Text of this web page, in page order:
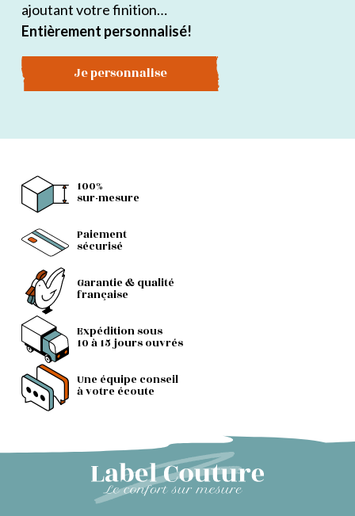
ajoutant votre finition…
Entièrement personnalisé!
Je personnalise
100%
sur-mesure
Paiement
sécurisé
Garantie & qualité
française
Expédition sous
10 à 15 jours ouvrés
Une équipe conseil
à votre écoute